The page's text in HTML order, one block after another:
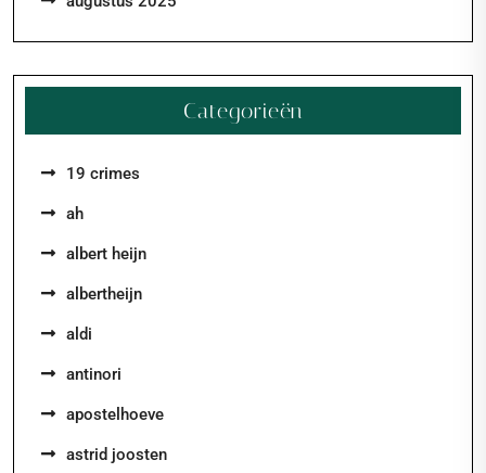
Categorieën
19 crimes
ah
albert heijn
albertheijn
aldi
antinori
apostelhoeve
astrid joosten